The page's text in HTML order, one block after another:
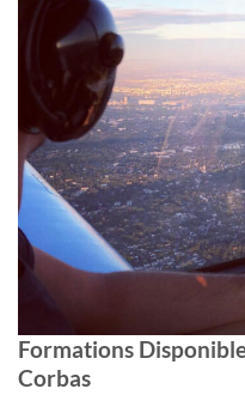
Formations
Corbas